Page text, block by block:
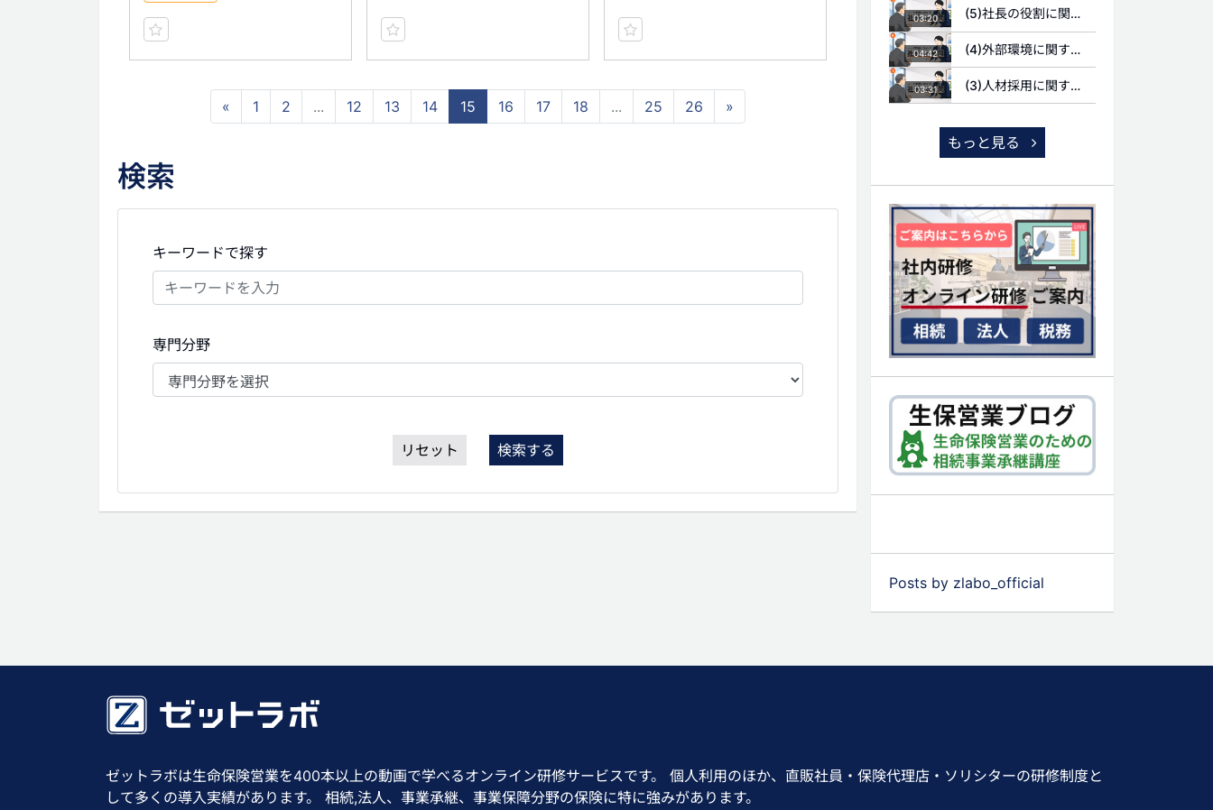
« 1 2 ... 12 13 14 15 16 17 18 ... 25 26 »
検索
キーワードで探す
専門分野
リセット 検索する
03:20 (5)社長の役割に関する質問
04:42 (4)外部環境に関する質問
03:31 (3)人材採用に関する質問
もっと見る
Posts by zlabo_official
ゼットラボは生命保険営業を400本以上の動画で学べるオンライン研修サービスです。 個人利用のほか、直販社員・保険代理店・ソリシターの研修制度と
して多くの導入実績があります。 相続,法人、事業承継、事業保障分野の保険に特に強みがあります。